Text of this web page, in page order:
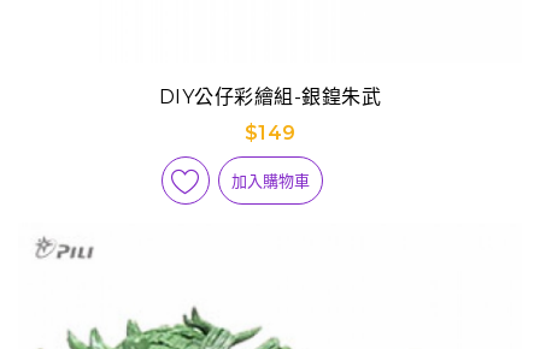
DIY公仔彩繪組-銀鍠朱武
$149
加入購物車